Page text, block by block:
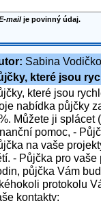
mailje povinný údaj.
Sabina
které jsou
které jsou
nabídka půjčky
Můžete ji splácet
pomoc, -
na vaše
- Půjčka pro
půjčka Vám
protokolu
kontakty: